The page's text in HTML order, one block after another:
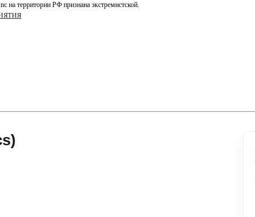
на территории РФ признана экстремистской.